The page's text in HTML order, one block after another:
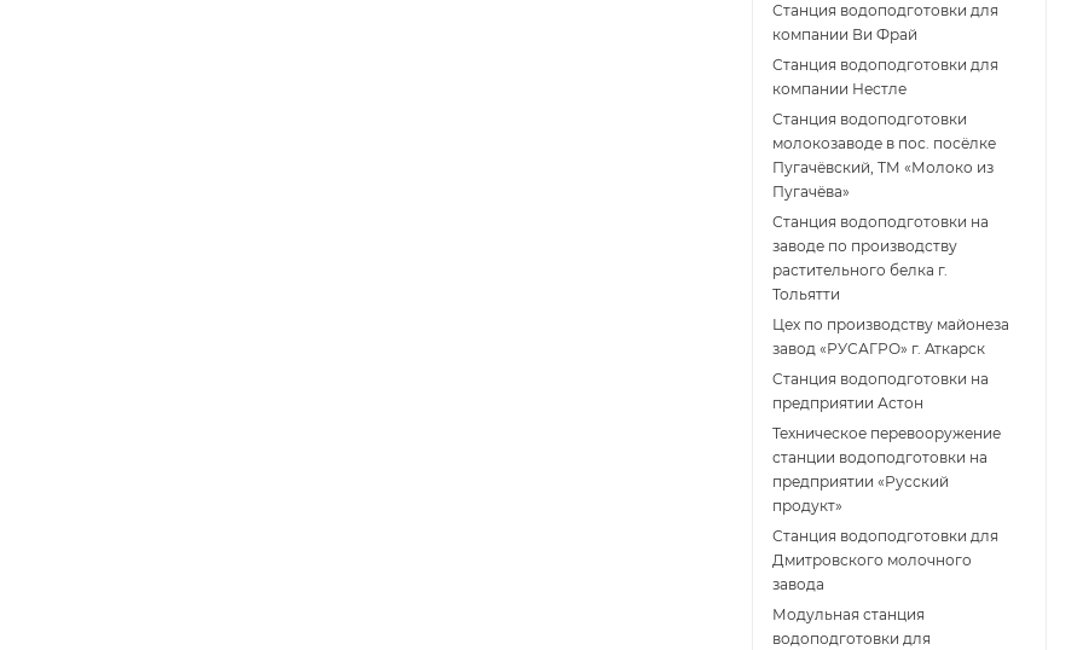
Станция водоподготовки для
компании Ви Фрай
Станция водоподготовки для
компании Нестле
Станция водоподготовки
молокозаводе в пос. посёлке
Пугачёвский, ТМ «Молоко из
Пугачёва»
Станция водоподготовки на
заводе по производству
растительного белка г.
Тольятти
Цех по производству майонеза
завод «РУСАГРО» г. Аткарск
Cтанция водоподготовки на
предприятии Астон
Техническое перевооружение
станции водоподготовки на
предприятии «Русский
продукт»
Станция водоподготовки для
Дмитровского молочного
завода
Модульная станция
водоподготовки для